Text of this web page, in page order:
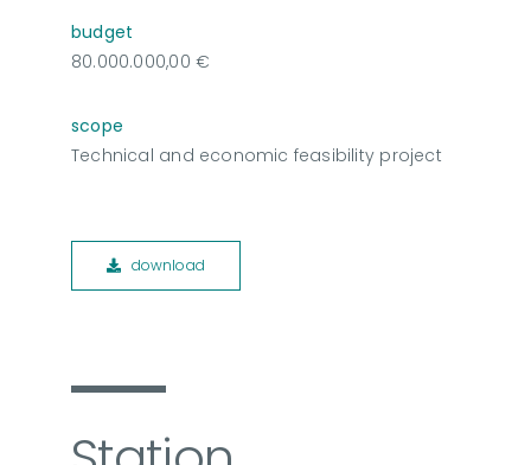
budget
80.000.000,00 €
scope
Technical and economic feasibility project
download